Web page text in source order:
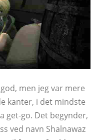
men jeg var mere
kanter, i det mindste
get-go. Det begynder,
ved navn Shalnawaz